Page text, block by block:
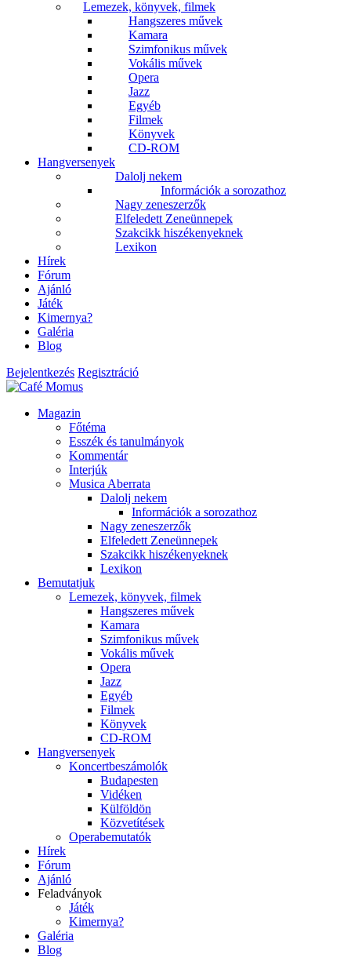
Lemezek, könyvek, filmek
Hangszeres művek
Kamara
Szimfonikus művek
Vokális művek
Opera
Jazz
Egyéb
Filmek
Könyvek
CD-ROM
Hangversenyek
Dalolj nekem
Információk a sorozathoz
Nagy zeneszerzők
Elfeledett Zeneünnepek
Szakcikk hiszékenyeknek
Lexikon
Hírek
Fórum
Ajánló
Játék
Kimernya?
Galéria
Blog
Bejelentkezés Regisztráció
Magazin
Főtéma
Esszék és tanulmányok
Kommentár
Interjúk
Musica Aberrata
Dalolj nekem
Információk a sorozathoz
Nagy zeneszerzők
Elfeledett Zeneünnepek
Szakcikk hiszékenyeknek
Lexikon
Bemutatjuk
Lemezek, könyvek, filmek
Hangszeres művek
Kamara
Szimfonikus művek
Vokális művek
Opera
Jazz
Egyéb
Filmek
Könyvek
CD-ROM
Hangversenyek
Koncertbeszámolók
Budapesten
Vidéken
Külföldön
Közvetítések
Operabemutatók
Hírek
Fórum
Ajánló
Feladványok
Játék
Kimernya?
Galéria
Blog